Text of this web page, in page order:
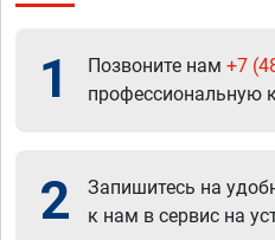
1 Позвоните нам +7
профессиональную
2
Запишитесь на
к нам в сервис на